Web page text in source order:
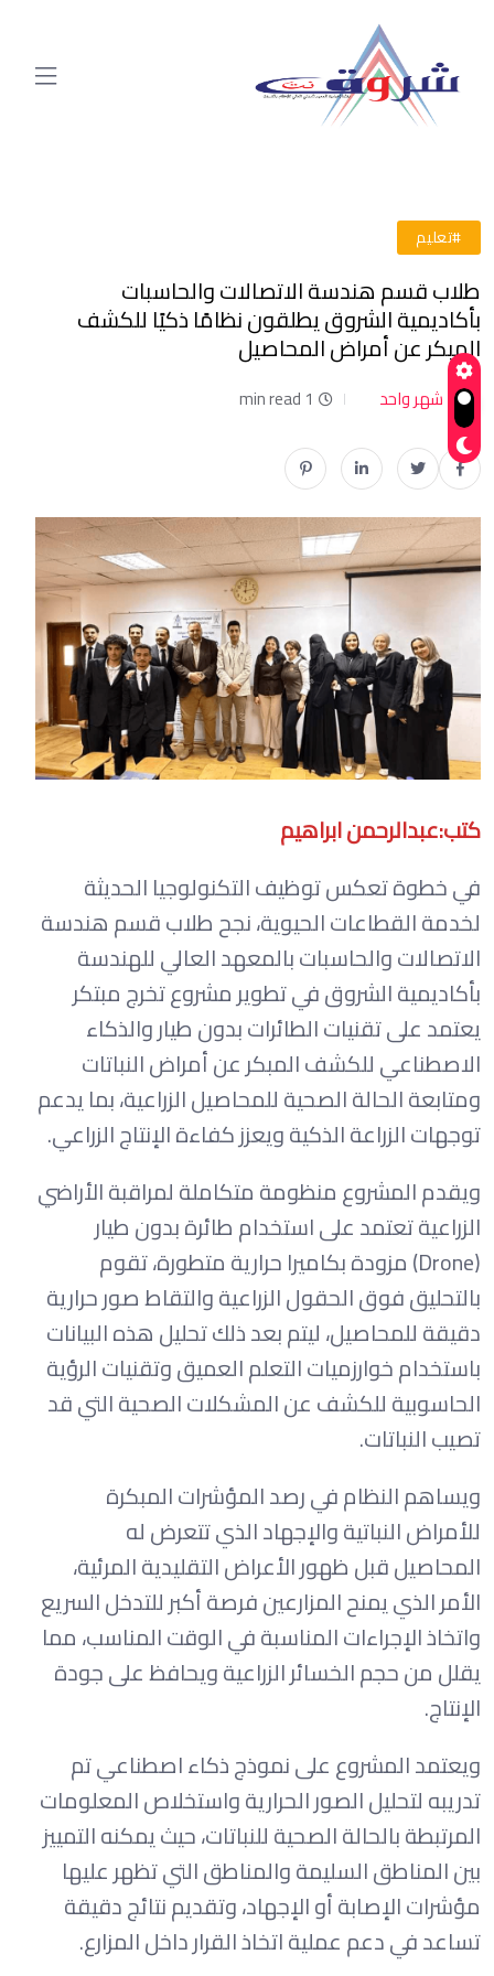
#تعليم
طلاب قسم هندسة الاتصالات والحاسبات
بأكاديمية الشروق يطلقون نظامًا ذكيًا للكشف
المبكر عن أمراض المحاصيل
شهر واحد 1 min read
كتب:عبدالرحمن ابراهيم
في خطوة تعكس توظيف التكنولوجيا الحديثة
لخدمة القطاعات الحيوية، نجح طلاب قسم هندسة
الاتصالات والحاسبات بالمعهد العالي للهندسة
بأكاديمية الشروق في تطوير مشروع تخرج مبتكر
يعتمد على تقنيات الطائرات بدون طيار والذكاء
الاصطناعي للكشف المبكر عن أمراض النباتات
ومتابعة الحالة الصحية للمحاصيل الزراعية، بما يدعم
توجهات الزراعة الذكية ويعزز كفاءة الإنتاج الزراعي.
ويقدم المشروع منظومة متكاملة لمراقبة الأراضي
الزراعية تعتمد على استخدام طائرة بدون طيار
(Drone) مزودة بكاميرا حرارية متطورة، تقوم
بالتحليق فوق الحقول الزراعية والتقاط صور حرارية
دقيقة للمحاصيل، ليتم بعد ذلك تحليل هذه البيانات
باستخدام خوارزميات التعلم العميق وتقنيات الرؤية
الحاسوبية للكشف عن المشكلات الصحية التي قد
تصيب النباتات.
ويساهم النظام في رصد المؤشرات المبكرة
للأمراض النباتية والإجهاد الذي تتعرض له
المحاصيل قبل ظهور الأعراض التقليدية المرئية،
الأمر الذي يمنح المزارعين فرصة أكبر للتدخل السريع
واتخاذ الإجراءات المناسبة في الوقت المناسب، مما
يقلل من حجم الخسائر الزراعية ويحافظ على جودة
الإنتاج.
ويعتمد المشروع على نموذج ذكاء اصطناعي تم
تدريبه لتحليل الصور الحرارية واستخلاص المعلومات
المرتبطة بالحالة الصحية للنباتات، حيث يمكنه التمييز
بين المناطق السليمة والمناطق التي تظهر عليها
مؤشرات الإصابة أو الإجهاد، وتقديم نتائج دقيقة
تساعد في دعم عملية اتخاذ القرار داخل المزارع.